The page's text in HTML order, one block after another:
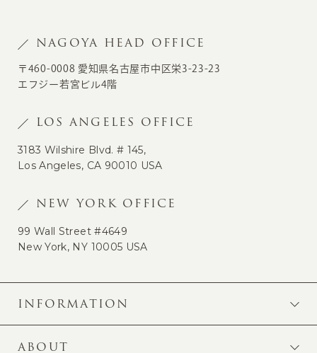
NAGOYA HEAD OFFICE
〒460-0008 愛知県名古屋市中区栄3-23-23
エフジー若宮ビル4階
LOS ANGELES OFFICE
3183 Wilshire Blvd. # 145,
Los Angeles, CA 90010 USA
NEW YORK OFFICE
99 Wall Street #4649
New York, NY 10005 USA
INFORMATION
ABOUT